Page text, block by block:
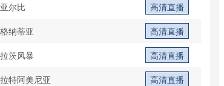
尔比
高清直播
纳蒂亚
高清直播
茨风暴
高清直播
特阿美尼亚
高清直播